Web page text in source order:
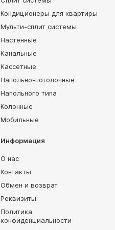
Кондиционеры для квартиры
Мульти-сплит системы
Настенные
Канальные
Кассетные
Напольно-потолочные
Напольного типа
Колонные
Мобильные
Информация
О нас
Контакты
Обмен и возврат
Реквизиты
Политика
конфиденциальности